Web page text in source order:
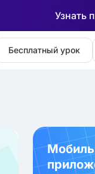
Узнать
Бесплатный урок